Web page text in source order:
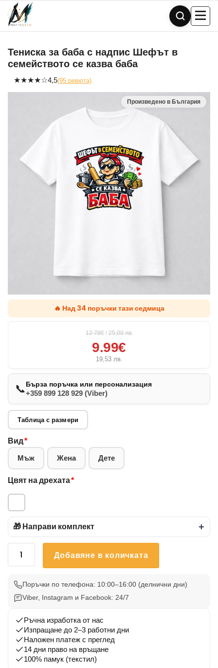
Skip
content
Тениска за баба с надпис Шефът в
семейството се казва баба
★★★★☆4,5(95 ревюта)
🔥 Над 34 поръчки тази седмица
12.78€ / 25,00лв.
9.99€
19,53 лв.
📞Бърза поръчка или персонализация
+359 899 128 929 (Viber)
Таблица с размери
Вид*
Мъж Жена Дете
Цвят на дрехата*
🎁 Направи комплект +
количество
за
баба
надпис
Шефът
семейството
Добавяне в количката
Поръчки по телефона: 10:00–16:00 (делнични дни)
Viber, Instagram и Facebook: 24/7
Ръчна изработка от нас
Изпращане до 2–3 работни дни
Наложен платеж с преглед
14 дни право на връщане
100% памук (текстил)